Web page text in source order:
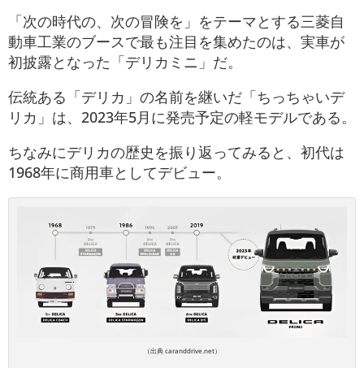
「次の時代の、次の冒険を」をテーマとする三菱自
動車工業のブースで最も注目を集めたのは、実車が
初披露となった「デリカミニ」だ。
伝統ある「デリカ」の名前を継いだ「ちっちゃいデ
リカ」は、2023年5月に発売予定の軽モデルである。
ちなみにデリカの歴史を振り返ってみると、初代は
1968年に商用車としてデビュー。
（出典 caranddrive.net）